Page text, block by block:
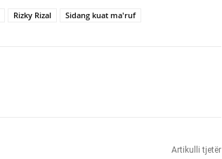
Rizky Rizal Sidang kuat ma'ruf
Artikulli tjetër